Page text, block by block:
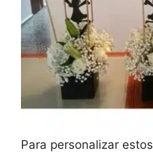
Para personalizar estos